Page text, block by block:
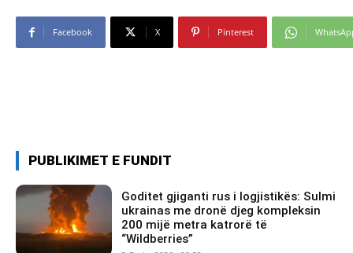
Facebook X Pinterest
PUBLIKIMET E FUNDIT
Goditet gjiganti rus i logjistikës: Sulmi
ukrainas me dronë djeg kompleksin
200 mijë metra katrorë të
“Wildberries”